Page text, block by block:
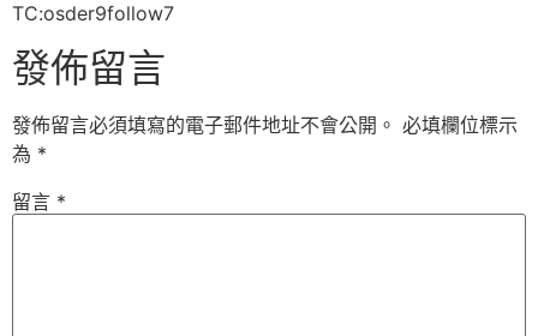
TC:osder9follow7
發佈留言
發佈留言必須填寫的電子郵件地址不會公開。 必填欄位標示
為 *
留言 *